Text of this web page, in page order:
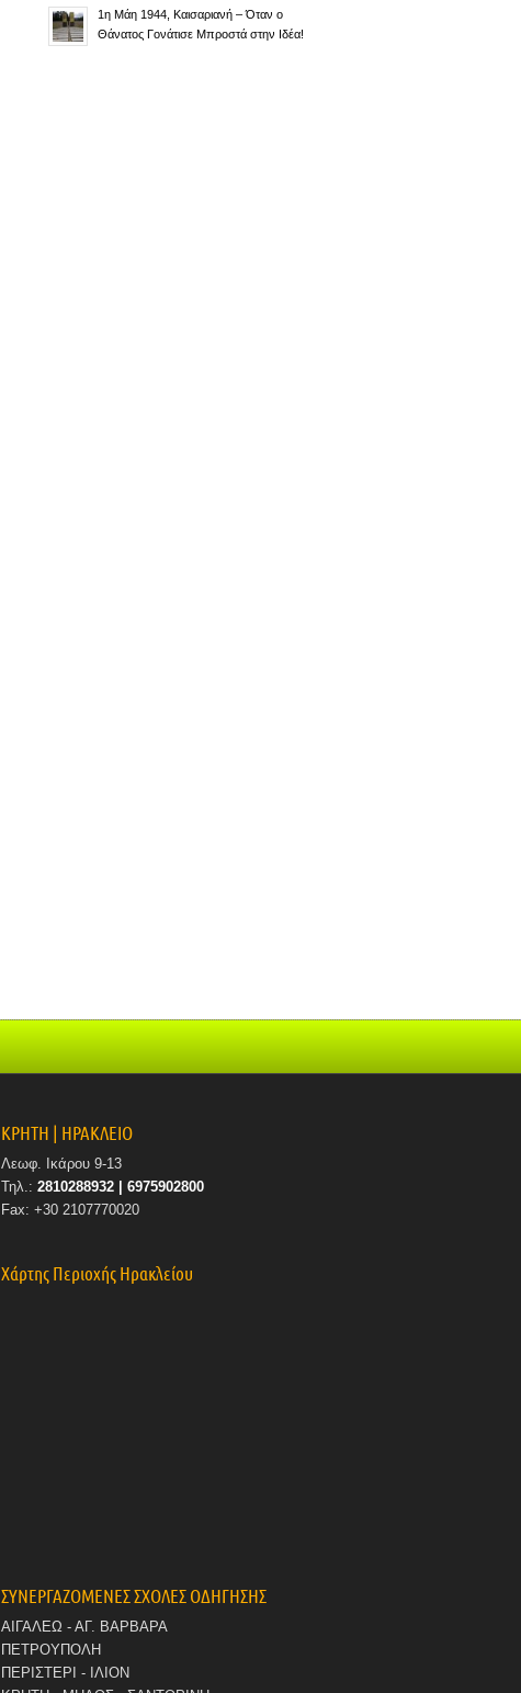
1η Μάη 1944, Καισαριανή – Όταν ο
Θάνατος Γονάτισε Μπροστά στην Ιδέα!
ΚΡΗΤΗ | ΗΡΑΚΛΕΙΟ
Λεωφ. Ικάρου 9-13
Τηλ.:2810288932 | 6975902800
Fax: +30 2107770020
Χάρτης Περιοχής Ηρακλείου
ΣΥΝΕΡΓΑΖΟΜΕΝΕΣ ΣΧΟΛΕΣ ΟΔΗΓΗΣΗΣ
ΑΙΓΑΛΕΩ - ΑΓ. ΒΑΡΒΑΡΑ
ΠΕΤΡΟΥΠΟΛΗ
ΠΕΡΙΣΤΕΡΙ - ΙΛΙΟΝ